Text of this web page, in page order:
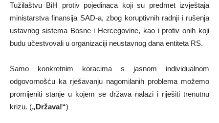
Tužilaštvu BiH protiv pojedinaca koji su predmet izvještaja
ministarstva finansija SAD-a, zbog koruptivnih radnji i rušenja
ustavnog sistema Bosne i Hercegovine, kao i protiv onih koji
budu učestvovali u organizaciji neustavnog dana entiteta RS.
Samo konkretnim koracima s jasnom individualnom
odgovornošću ka rješavanju nagomilanih problema možemo
promijeniti stanje u kojem se država nalazi i riješiti trenutnu
krizu. („Država!“)